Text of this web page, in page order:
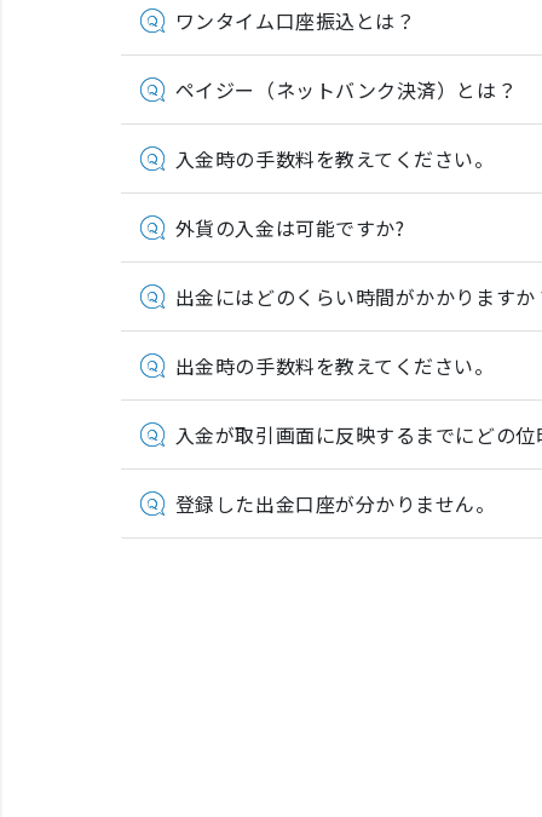
ワンタイム口座振込とは？
ペイジー（ネットバンク決済）とは？
入金時の手数料を教えてください。
外貨の入金は可能ですか?
出金にはどのくらい時間がかかりますか
出金時の手数料を教えてください。
入金が取引画面に反映するまでにどの
登録した出金口座が分かりません。